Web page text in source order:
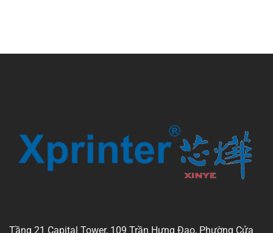
Tầng 21 Capital Tower, 109 Trần Hưng Đạo, Phường Cửa